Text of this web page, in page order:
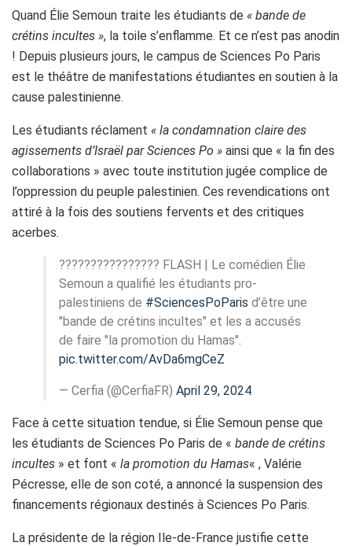
Quand Élie Semoun traite les étudiants de « bande de
crétins incultes », la toile s’enflamme. Et ce n’est pas anodin
! Depuis plusieurs jours, le campus de Sciences Po Paris
est le théâtre de manifestations étudiantes en soutien à la
cause palestinienne.
Les étudiants réclament « la condamnation claire des
agissements d’Israël par Sciences Po » ainsi que « la fin des
collaborations » avec toute institution jugée complice de
l’oppression du peuple palestinien. Ces revendications ont
attiré à la fois des soutiens fervents et des critiques
acerbes.
???????????????? FLASH | Le comédien Élie
Semoun a qualifié les étudiants pro-
palestiniens de #SciencesPoParis d’être une
"bande de crétins incultes" et les a accusés
de faire "la promotion du Hamas".
pic.twitter.com/AvDa6mgCeZ
— Cerfia (@CerfiaFR) April 29, 2024
Face à cette situation tendue, si Élie Semoun pense que
les étudiants de Sciences Po Paris de « bande de crétins
incultes » et font « la promotion du Hamas« , Valérie
Pécresse, elle de son coté, a annoncé la suspension des
financements régionaux destinés à Sciences Po Paris.
La présidente de la région Ile-de-France justifie cette